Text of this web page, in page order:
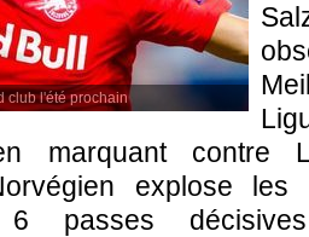
club l'été prochain
marquant contre
explose
6 passes